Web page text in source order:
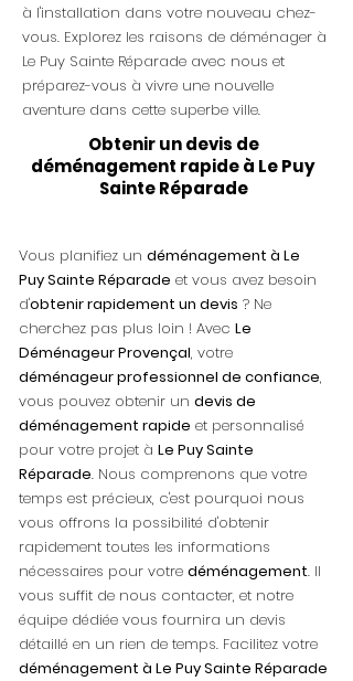
à l'installation dans votre nouveau chez-
vous. Explorez les raisons de déménager à
Le Puy Sainte Réparade avec nous et
préparez-vous à vivre une nouvelle
aventure dans cette superbe ville.
Obtenir un devis de
déménagement rapide à Le Puy
Sainte Réparade
Vous planifiez un déménagement à Le
Puy Sainte Réparade et vous avez besoin
d'obtenir rapidement un devis ? Ne
cherchez pas plus loin ! Avec Le
Déménageur Provençal, votre
déménageur professionnel de confiance,
vous pouvez obtenir un devis de
déménagement rapide et personnalisé
pour votre projet à Le Puy Sainte
Réparade. Nous comprenons que votre
temps est précieux, c'est pourquoi nous
vous offrons la possibilité d'obtenir
rapidement toutes les informations
nécessaires pour votre déménagement. Il
vous suffit de nous contacter, et notre
équipe dédiée vous fournira un devis
détaillé en un rien de temps. Facilitez votre
déménagement à Le Puy Sainte Réparade